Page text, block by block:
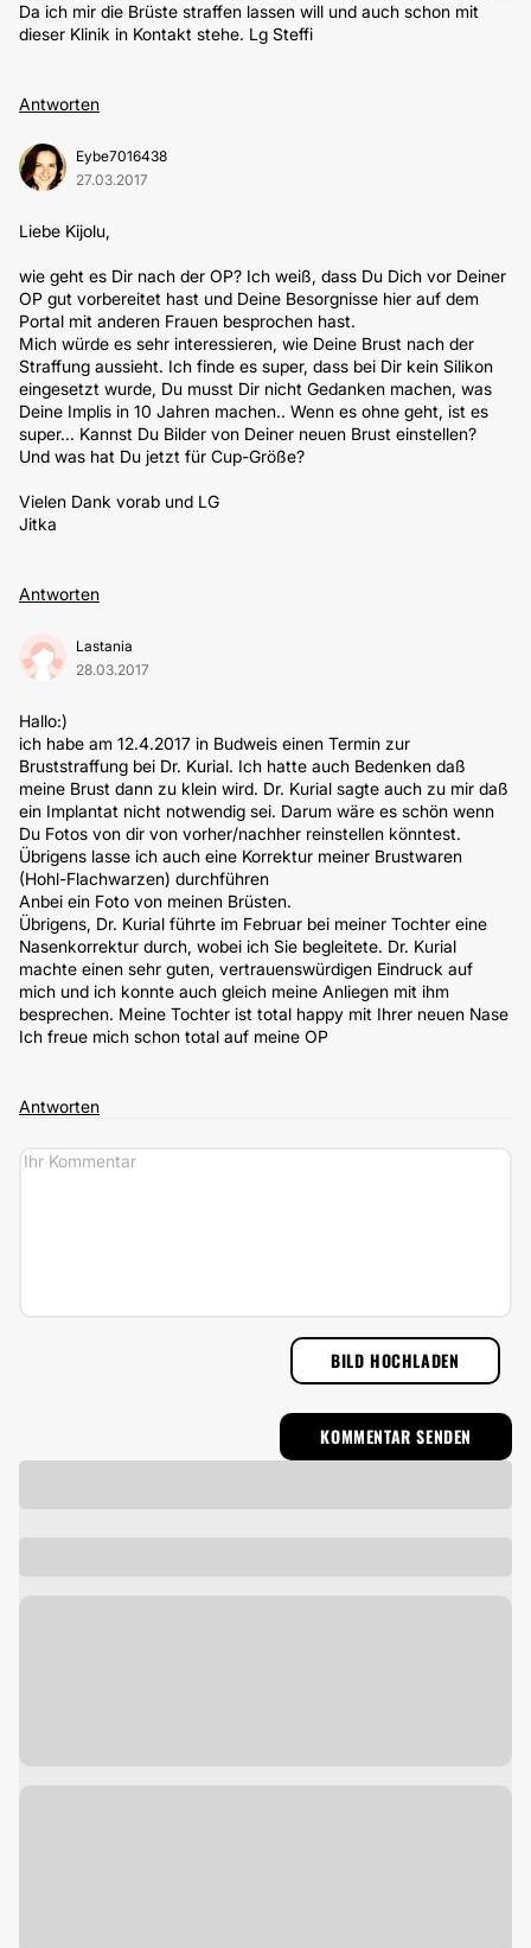
Da ich mir die Brüste straffen lassen will und auch schon mit
dieser Klinik in Kontakt stehe. Lg Steffi
Antworten
Eybe7016438
27.03.2017
Liebe Kijolu,
wie geht es Dir nach der OP? Ich weiß, dass Du Dich vor Deiner
OP gut vorbereitet hast und Deine Besorgnisse hier auf dem
Portal mit anderen Frauen besprochen hast.
Mich würde es sehr interessieren, wie Deine Brust nach der
Straffung aussieht. Ich finde es super, dass bei Dir kein Silikon
eingesetzt wurde, Du musst Dir nicht Gedanken machen, was
Deine Implis in 10 Jahren machen.. Wenn es ohne geht, ist es
super... Kannst Du Bilder von Deiner neuen Brust einstellen?
Und was hat Du jetzt für Cup-Größe?
Vielen Dank vorab und LG
Jitka
Antworten
Lastania
28.03.2017
Hallo:)
ich habe am 12.4.2017 in Budweis einen Termin zur
Bruststraffung bei Dr. Kurial. Ich hatte auch Bedenken daß
meine Brust dann zu klein wird. Dr. Kurial sagte auch zu mir daß
ein Implantat nicht notwendig sei. Darum wäre es schön wenn
Du Fotos von dir von vorher/nachher reinstellen könntest.
Übrigens lasse ich auch eine Korrektur meiner Brustwaren
(Hohl-Flachwarzen) durchführen
Anbei ein Foto von meinen Brüsten.
Übrigens, Dr. Kurial führte im Februar bei meiner Tochter eine
Nasenkorrektur durch, wobei ich Sie begleitete. Dr. Kurial
machte einen sehr guten, vertrauenswürdigen Eindruck auf
mich und ich konnte auch gleich meine Anliegen mit ihm
besprechen. Meine Tochter ist total happy mit Ihrer neuen Nase
Ich freue mich schon total auf meine OP
Antworten
BILD HOCHLADEN